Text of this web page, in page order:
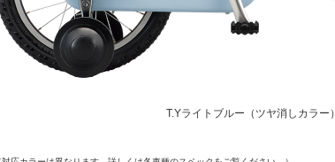
T.Yライトブルー（ツヤ消しカラー）